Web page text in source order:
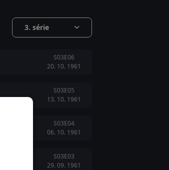
3. série
S03E06
20. 10. 1961
S03E05
13. 10. 1961
S03E04
06. 10. 1961
S03E03
29. 09. 1961